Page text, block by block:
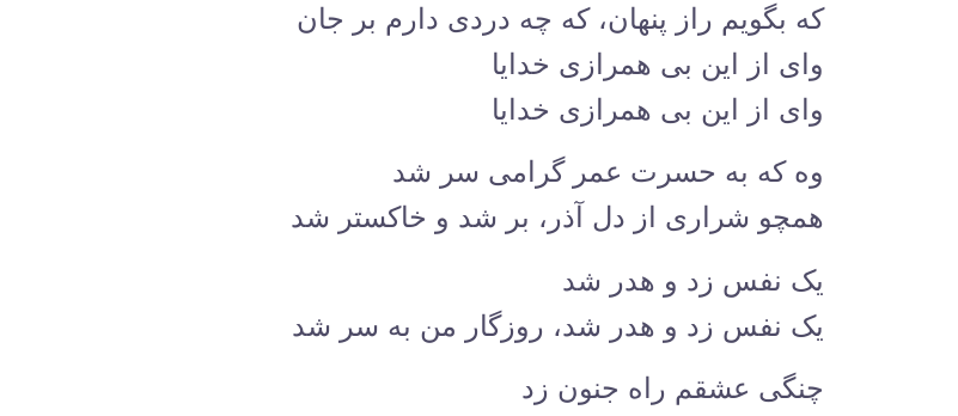
که بگویم راز پنهان، که چه دردی دارم بر جان
وای از این بی همرازی خدایا
وای از این بی همرازی خدایا
وه که به حسرت عمر گرامی سر شد
همچو شراری از دل آذر، بر شد و خاکستر شد
یک نفس زد و هدر شد
یک نفس زد و هدر شد، روزگار من به سر شد
چنگی عشقم راه جنون زد